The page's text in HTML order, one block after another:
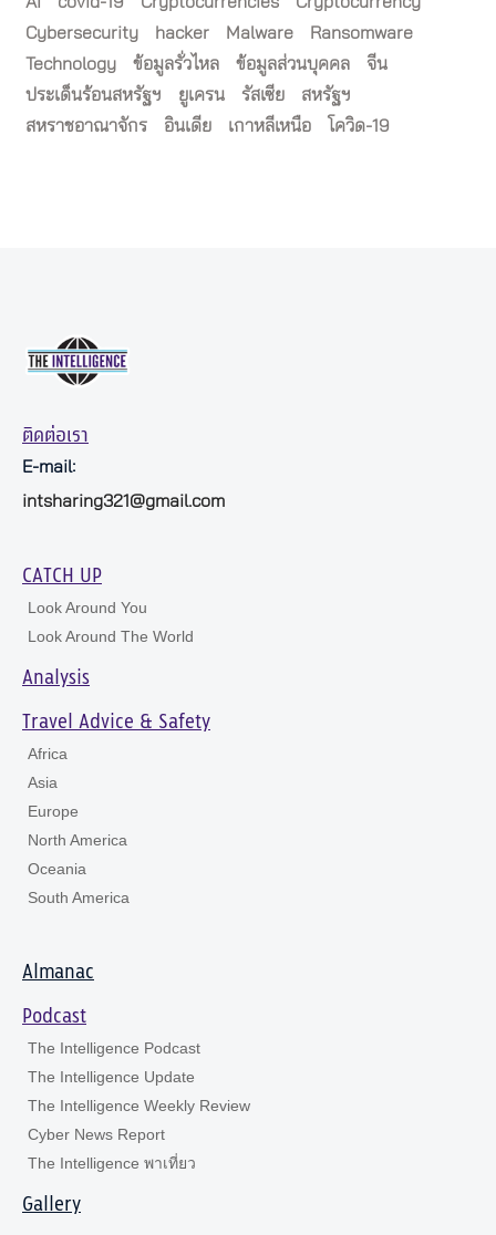
Cybersecurity
hacker Malware
Ransomware
Technology
ข้อมูลรั่วไหล ข้อมูลส่วนบุคคล
จีน
ประเด็นร้อนสหรัฐฯ
ยูเครน รัสเซีย
สหรัฐฯ
สหราชอาณาจักร
อินเดีย เกาหลีเหนือ โควิด-19
ติดต่อเรา
E-mail:
intsharing321@gmail.com
CATCH UP
Look Around You
Look Around The World
Analysis
Travel Advice & Safety
Africa
Asia
Europe
North America
Oceania
South America
Almanac
Podcast
The Intelligence Podcast
The Intelligence Update
The Intelligence Weekly Review
Cyber News Report
The Intelligence พาเที่ยว
Gallery